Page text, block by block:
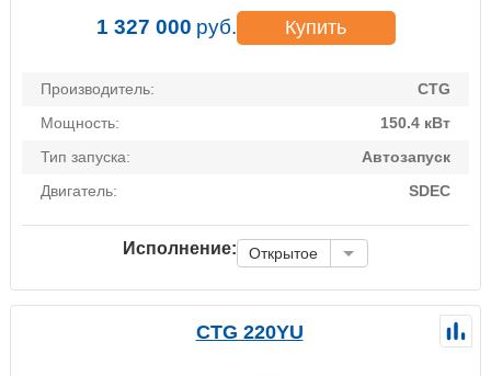
1 327 000 руб. Купить
Производитель:
CTG
Мощность:
150.4 кВт
Тип запуска:
Автозапуск
Двигатель:
SDEC
Исполнение: Открытое
CTG 220YU